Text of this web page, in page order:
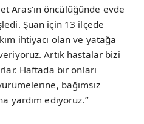
Aras’ın öncülüğünde evde
Şuan için 13 ilçede
ihtiyacı olan ve yatağa
Artık hastalar bizi
Haftada bir onları
bağımsız
yardım ediyoruz.”